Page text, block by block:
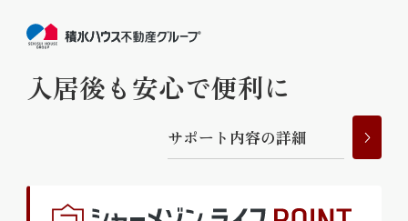
入居後も安心で便利に
サポー ト 内容の詳細